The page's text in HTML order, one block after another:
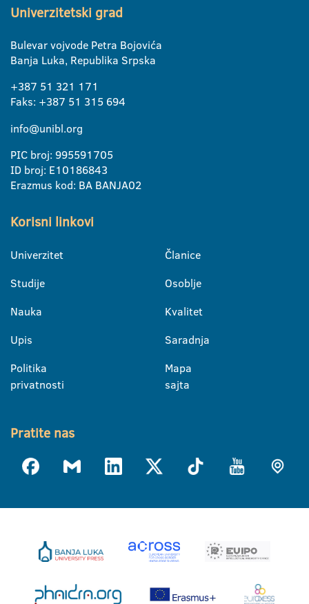
Univerzitetski grad
Bulevar vojvode Petra Bojovića
Banja Luka, Republika Srpska
+387 51 321 171
Faks: +387 51 315 694
info@unibl.org
PIC broj: 995591705
ID broj: E10186843
Erazmus kod: BA BANJA02
Korisni linkovi
Univerzitet
Studije
Nauka
Upis
Politika
privatnosti
Članice
Osoblje
Kvalitet
Saradnja
Mapa
sajta
Pratite nas